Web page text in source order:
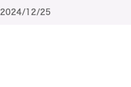
2024/12/25